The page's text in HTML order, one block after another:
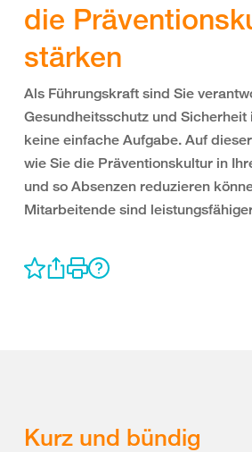
die
stärken
Als Führungskraft sind Sie
Gesundheitsschutz und
keine einfache Aufgabe. Auf
wie Sie die Präventionskultur in
und so Absenzen reduzieren
Mitarbeitende sind
Kurz und bündig